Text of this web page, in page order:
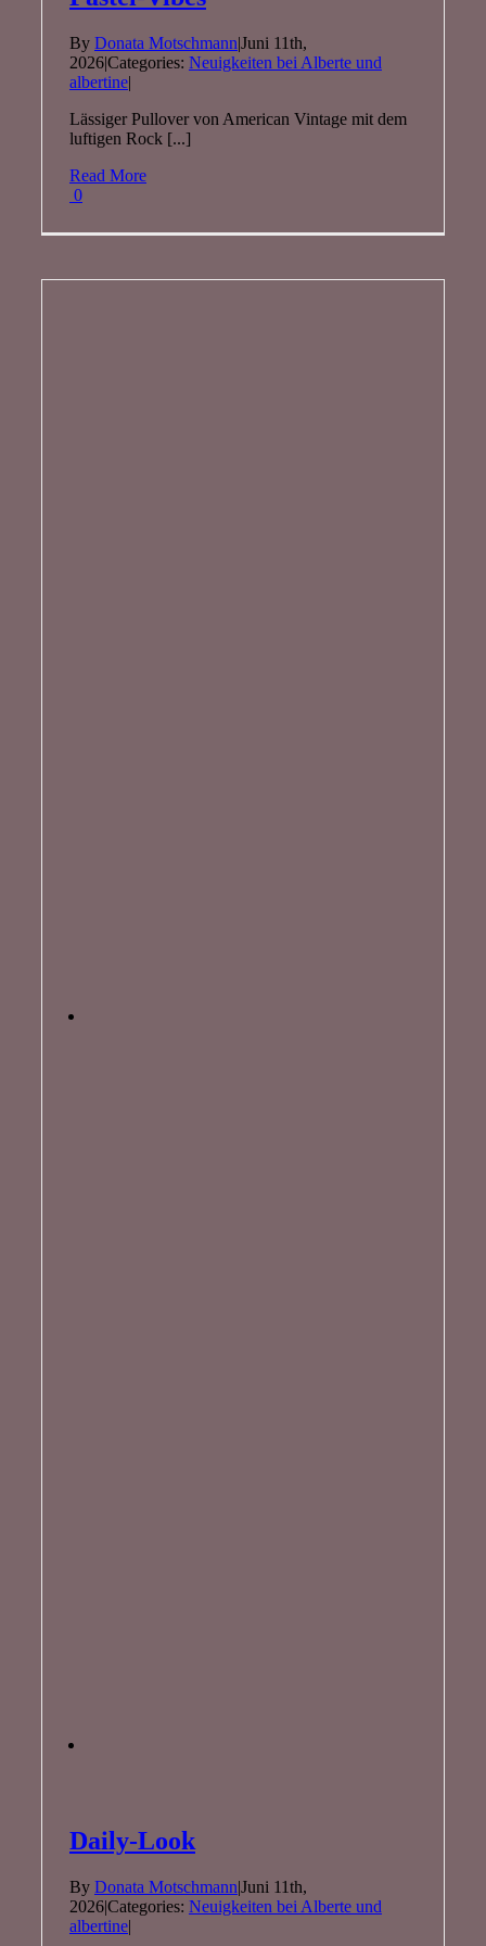
By Donata Motschmann|Juni 11th,
2026|Categories: Neuigkeiten bei Alberte und
albertine|
Lässiger Pullover von American Vintage mit dem
luftigen Rock [...]
Read More
0
Daily-Look
By Donata Motschmann|Juni 11th,
2026|Categories: Neuigkeiten bei Alberte und
albertine|